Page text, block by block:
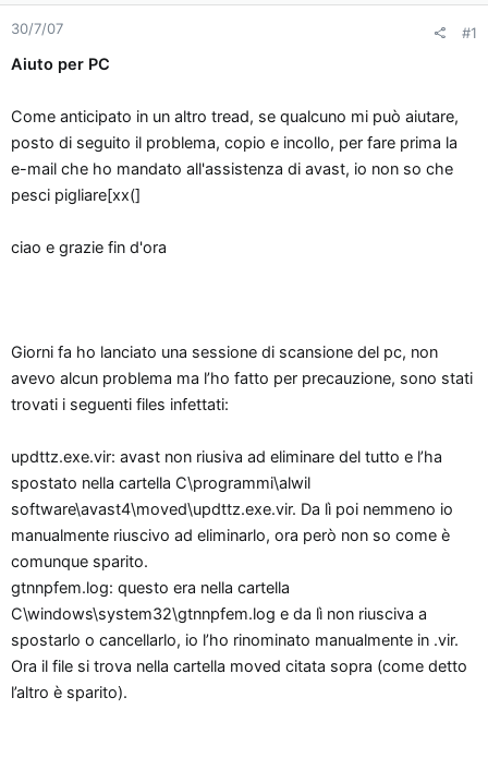
s
s
o
n
30/7/07 #1
Aiuto per PC
Come anticipato in un altro tread, se qualcuno mi può aiutare,
posto di seguito il problema, copio e incollo, per fare prima la
e-mail che ho mandato all'assistenza di avast, io non so che
pesci pigliare[xx(]
ciao e grazie fin d'ora
Giorni fa ho lanciato una sessione di scansione del pc, non
avevo alcun problema ma l’ho fatto per precauzione, sono stati
trovati i seguenti files infettati:
updttz.exe.vir: avast non riusiva ad eliminare del tutto e l’ha
spostato nella cartella C\programmi\alwil
software\avast4\moved\updttz.exe.vir. Da lì poi nemmeno io
manualmente riuscivo ad eliminarlo, ora però non so come è
comunque sparito.
gtnnpfem.log: questo era nella cartella
C\windows\system32\gtnnpfem.log e da lì non riusciva a
spostarlo o cancellarlo, io l’ho rinominato manualmente in .vir.
Ora il file si trova nella cartella moved citata sopra (come detto
l’altro è sparito).